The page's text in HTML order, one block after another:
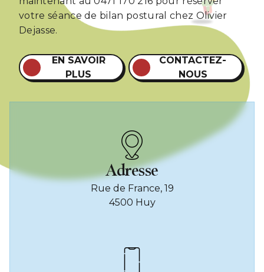
votre séance de bilan postural chez Olivier
Dejasse.
EN SAVOIR
PLUS
CONTACTEZ-
NOUS
Adresse
Rue de France, 19
4500 Huy